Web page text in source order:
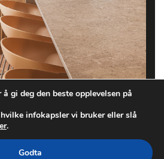
gi deg den beste opplevelsen på
infokapsler vi bruker eller slå
.
Godta